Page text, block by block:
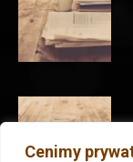
Cenimy